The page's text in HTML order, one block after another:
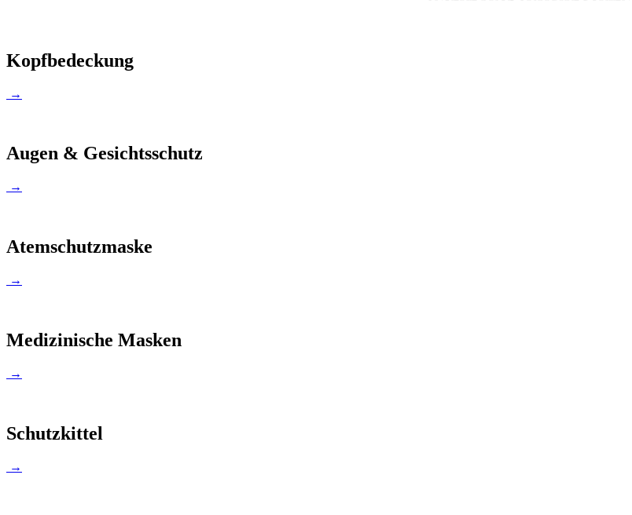
Kopfbedeckung
→
Augen & Gesichtsschutz
→
Atemschutzmaske
→
Medizinische Masken
→
Schutzkittel
→